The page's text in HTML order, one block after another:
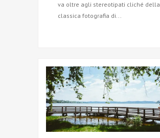
va oltre agli stereotipati cliché della
classica fotografia di...